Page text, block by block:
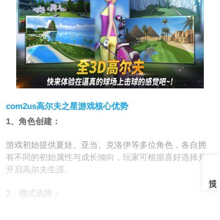
com2us高尔夫之星游戏核心优势
1、角色创建：
游戏初始提供夏娃、亚当、克洛伊等多位角色，各自拥
有不同的初始属性与成长倾向，玩家可根据喜好选择并
开启高尔夫生涯。
2、模式选择：